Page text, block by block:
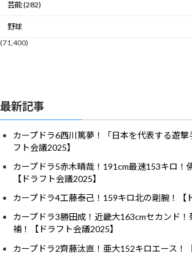
芸能 (282)
野球
(71,400)
最新記事
カープドラ6西川篤夢！「日本を代表する遊
フト会議2025】
カープドラ5赤木晴哉！191cm最速153キロ！
【ドラフト会議2025】
カープドラ4工藤泰己！159キロ北の剛腕！【
カープドラ3勝田成！近畿大163cmセカンド
補！【ドラフト会議2025】
カープドラ2齊藤汰直！亜大152キロエース！